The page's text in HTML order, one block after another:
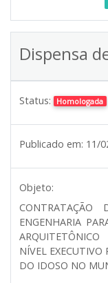
Dispensa
Status: Homologada
Publicado em: 11/
Objeto:
CONTRATAÇÃO
ENGENHARIA
ARQUITETÔNICO
NÍVEL
DO IDOSO NO